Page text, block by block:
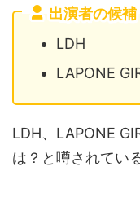
出演者の候補
LDH
LAPONE
LDH、LAPONE
は？と噂されてい